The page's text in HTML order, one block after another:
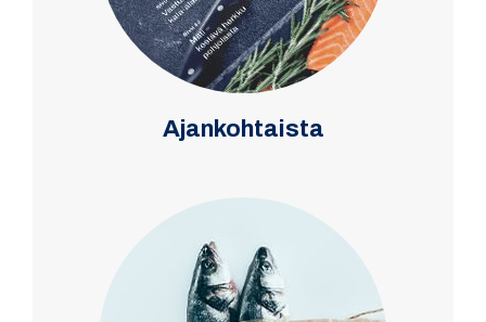
Ajankohtaista